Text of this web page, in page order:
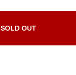
SOLD OUT